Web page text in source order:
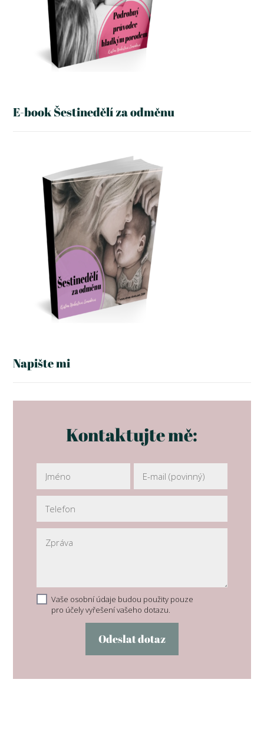
E-book Šestinedělí za odměnu
Napište mi
Kontaktujte mě:
Vaše osobní údaje budou použity pouze
pro účely vyřešení vašeho dotazu.
Odeslat dotaz